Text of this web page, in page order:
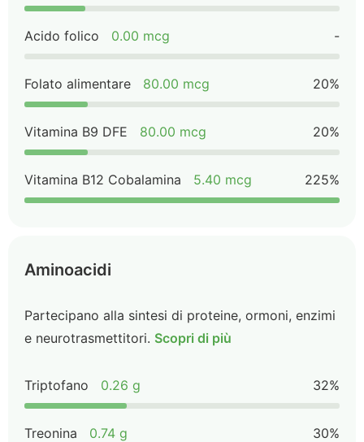
Acido folico 0.00 mcg -
Folato alimentare 80.00 mcg 20%
Vitamina B9 DFE 80.00 mcg 20%
Vitamina B12 Cobalamina 5.40 mcg 225%
Aminoacidi
Partecipano alla sintesi di proteine, ormoni, enzimi
e neurotrasmettitori. Scopri di più
Triptofano 0.26 g 32%
Treonina 0.74 g 30%